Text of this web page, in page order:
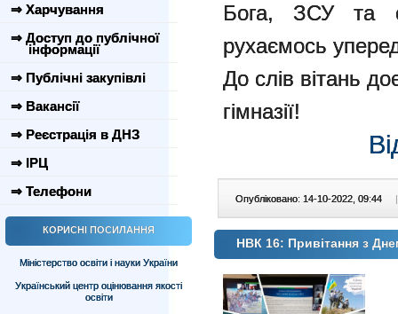
⇒ Харчування
⇒ Доступ до публічної
інформації
⇒ Публічні закупівлі
⇒ Вакансії
⇒ Реєстрація в ДНЗ
⇒ ІРЦ
⇒ Телефони
КОРИСНІ ПОСИЛАННЯ
Міністерство освіти і науки України
Український центр оцінювання якості
освіти
Бога, ЗСУ та
рухаємось
До слів вітань
гімназії!
Опубліковано: 14-10-2022, 09:44 |
НВК 16: Привітання з